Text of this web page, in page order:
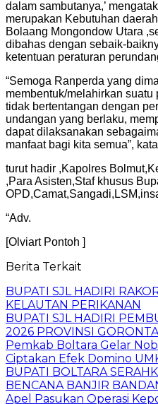
dalam sambutanya,’
merupakan Kebutuhan
Bolaang Mongondow Utara
dibahas dengan sebaik-
ketentuan peraturan
“Semoga Ranperda yang
membentuk/melahirkan
tidak bertentangan dengan
undangan yang berlaku,
dapat dilaksanakan
manfaat bagi kita semua”,
turut hadir ,Kapolres
,Para Asisten,Staf khusus
“Adv.
[Olviart Pontoh ]
Berita Terkait
BUPATI SJL HADIRI
KELAUTAN PERIKANAN
BUPATI SJL HADIRI
2026 PROVINSI
‎Pemkab Boltara Gelar
Ciptakan Efek Domino
BUPATI BOLTARA
BENCANA BANJIR
Apel Pasukan Operasi